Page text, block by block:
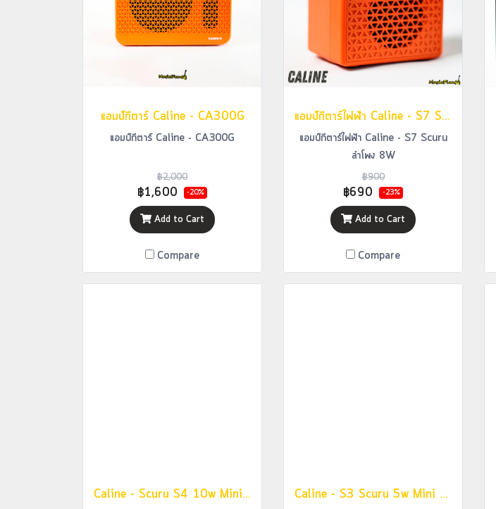
แอมป์กีตาร์ Caline - CA300G
แอมป์กีตาร์ Caline - CA300G
฿2,000
฿1,600 -20%
Add to Cart
Compare
แอมป์กีตาร์ไฟฟ้า Caline - S7 Scuru ลำโพง 8W
แอมป์กีตาร์ไฟฟ้า Caline - S7 Scuru
ลำโพง 8W
฿900
฿690 -23%
Add to Cart
Compare
Caline - Scuru S4 10w Mini Guitar Amp Caline - S3 Scuru 5w Mini Guitar Amp